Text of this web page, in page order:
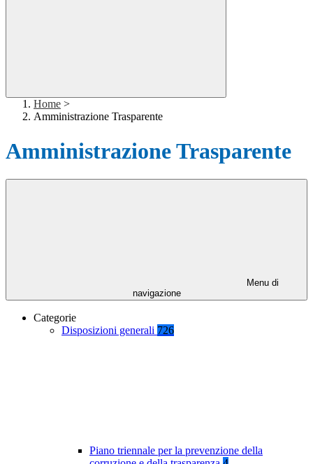
Home >
Amministrazione Trasparente
Amministrazione Trasparente
Menu di
navigazione
Categorie
Disposizioni generali 726
Piano triennale per la prevenzione della